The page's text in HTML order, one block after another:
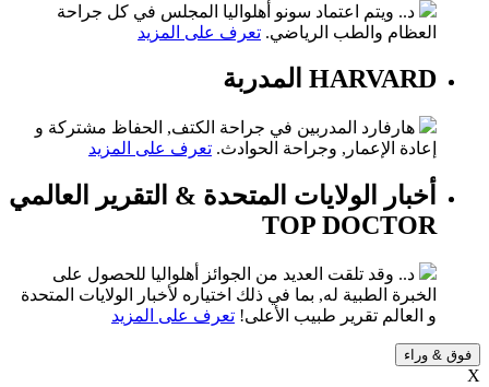
د.. ويتم اعتماد سونو أهلواليا المجلس في كل جراحة
العظام والطب الرياضي. تعرف على المزيد
HARVARD المدربة
هارفارد المدربين في جراحة الكتف, الحفاظ مشتركة و
إعادة الإعمار, وجراحة الحوادث. تعرف على المزيد
أخبار الولايات المتحدة & التقرير العالمي
TOP DOCTOR
د.. وقد تلقت العديد من الجوائز أهلواليا للحصول على
الخبرة الطبية له, بما في ذلك اختياره لأخبار الولايات المتحدة
و العالم تقرير طبيب الأعلى! تعرف على المزيد
فوق & وراء
X